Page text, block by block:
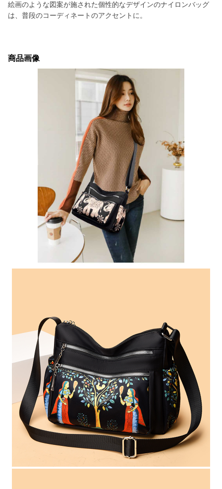
絵画のような図案が施された個性的なデザインのナイロンバッグ
は、普段のコーディネートのアクセントに。
商品画像